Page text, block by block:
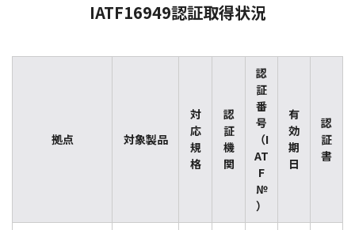
IATF16949認証取得状況
拠点 対象製品
対
応
規
格
認
証
機
関
認
証
番
号
（I
AT
F
№
）
有
効
期
日
認
証
書